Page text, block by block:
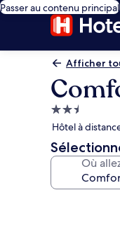
Passer au contenu principal
Afficher
Hébergement
2.5 étoiles
Hôtel à
Où